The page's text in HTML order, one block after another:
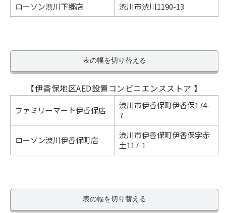
ローソン渋川下郷店
渋川市渋川1190-13
表の幅を切り替える
【伊香保地区AED設置コンビニエンスストア 】
ファミリーマート伊香保店
渋川市伊香保町伊香保174-
7
ローソン渋川伊香保町店
渋川市伊香保町伊香保字赤
土117-1
表の幅を切り替える